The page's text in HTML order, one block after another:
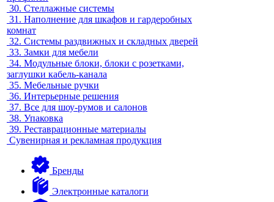
30. Стеллажные системы
31. Наполнение для шкафов и гардеробных
комнат
32. Системы раздвижных и складных дверей
33. Замки для мебели
34. Модульные блоки, блоки с розетками,
заглушки кабель-канала
35. Мебельные ручки
36. Интерьерные решения
37. Все для шоу-румов и салонов
38. Упаковка
39. Реставрационные материалы
Сувенирная и рекламная продукция
Бренды
Электронные каталоги